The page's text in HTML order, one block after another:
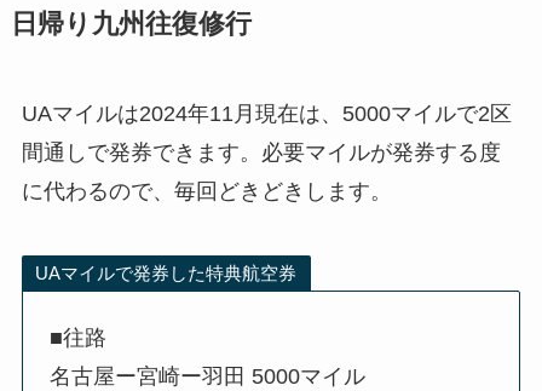
日帰り九州往復修行
UAマイルは2024年11月現在は、5000マイルで2区
間通しで発券できます。必要マイルが発券する度
に代わるので、毎回どきどきします。
UAマイルで発券した特典航空券
■往路
名古屋ー宮崎ー羽田 5000マイル